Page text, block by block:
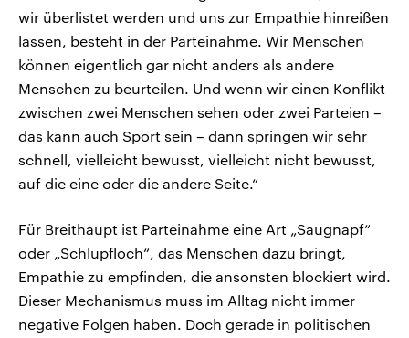
wir überlistet werden und uns zur Empathie hinreißen
lassen, besteht in der Parteinahme. Wir Menschen
können eigentlich gar nicht anders als andere
Menschen zu beurteilen. Und wenn wir einen Konflikt
zwischen zwei Menschen sehen oder zwei Parteien –
das kann auch Sport sein – dann springen wir sehr
schnell, vielleicht bewusst, vielleicht nicht bewusst,
auf die eine oder die andere Seite.“
Für Breithaupt ist Parteinahme eine Art „Saugnapf“
oder „Schlupfloch“, das Menschen dazu bringt,
Empathie zu empfinden, die ansonsten blockiert wird.
Dieser Mechanismus muss im Alltag nicht immer
negative Folgen haben. Doch gerade in politischen